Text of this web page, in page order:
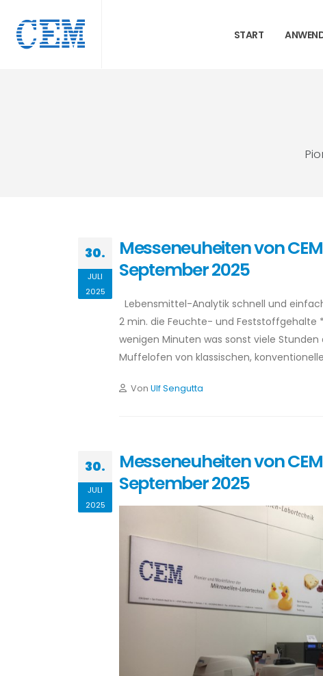
START
30.
JULI
2025
Messeneuheiten von
September 2025
Lebensmittel-Analytik schnell und
2 min. die Feuchte- und Feststoffgehalte
wenigen Minuten was sonst viele
Muffelofen von klassischen,
Von Ulf Sengutta
30.
JULI
2025
Messeneuheiten von
September 2025